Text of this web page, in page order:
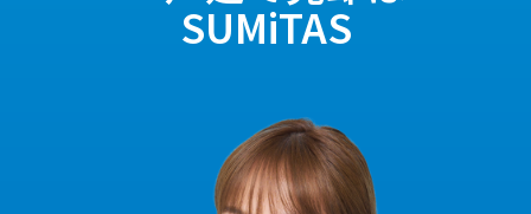
SUMiTAS